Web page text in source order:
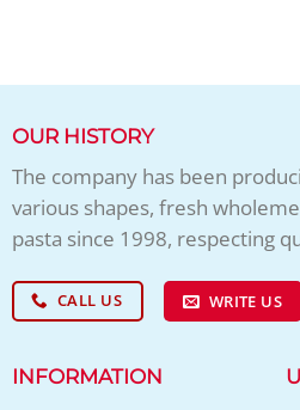
OUR HISTORY
The company has been
various shapes, fresh
pasta since 1998, respecting
CALL US WRITE US
INFORMATION